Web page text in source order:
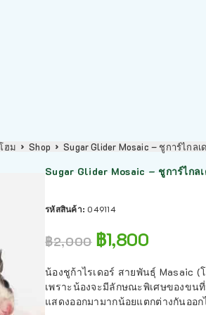
ฮม Shop Sugar Glider Mosaic – ชูการ์ไกลเ
Sugar Glider Mosaic – ชูการ์ไกล
รหัสสินค้า: 049114
฿2,000 ฿1,800
น้องชูก้าไรเดอร์ สายพันธุ์ Masaic
เพราะน้องจะมีลักษณะพิเศษของขน
แสดงออกมามากน้อยแตกต่างกันออก